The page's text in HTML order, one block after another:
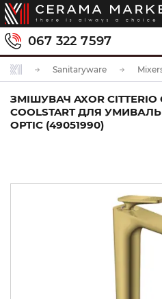
067 322 7597
Sanitaryware
ЗМІШУВАЧ AXOR CITTERIO
COOLSTART ДЛЯ
OPTIC (49051990)